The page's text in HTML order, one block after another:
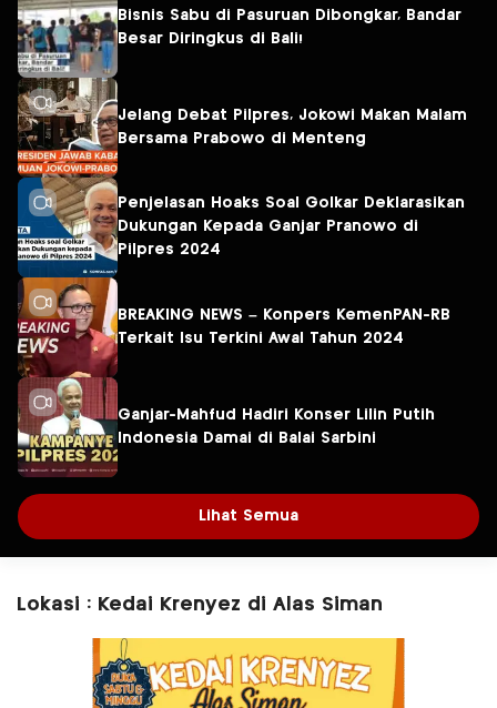
Bisnis Sabu di Pasuruan Dibongkar, Bandar
Besar Diringkus di Bali!
Jelang Debat Pilpres, Jokowi Makan Malam
Bersama Prabowo di Menteng
Penjelasan Hoaks Soal Golkar Deklarasikan
Dukungan Kepada Ganjar Pranowo di
Pilpres 2024
BREAKING NEWS – Konpers KemenPAN-RB
Terkait Isu Terkini Awal Tahun 2024
Ganjar-Mahfud Hadiri Konser Lilin Putih
Indonesia Damai di Balai Sarbini
Lihat Semua
Lokasi : Kedai Krenyez di Alas Siman